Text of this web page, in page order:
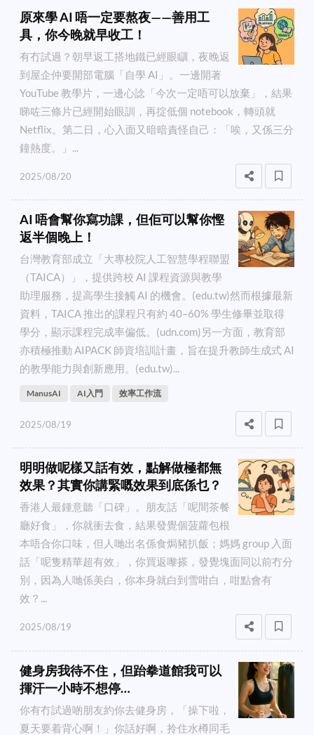
原來學 AI 唔一定要熬夜——善用工
具，你今晚就早收工！
有冇試過？朝早返工搭地鐵已經眼瞓，夜晚返
到屋企仲要開部電腦「自學 AI」。一邊開著
YouTube 教學片，一邊心諗「今次一定唔可以放棄」，結果
睇咗三條片已經開始眼訓，再掟低個 notebook，轉頭就
Netflix。第二日，心入面又暗暗責怪自己：「唉，又係三分
鐘熱度。」...
2025/08/20
AI 唔會幫你寫功課，但佢可以幫你慳
返半個晚上！
台灣教育部成立「大專校院人工智慧學程聯盟
（TAICA）」，提供跨校 AI 課程資源與教學
助理服務，提高學生接觸 AI 的機會。(edu.tw)然而根據最新
資料，TAICA 推出的課程只有約 40–60% 學生修畢並取得
學分，顯示課程完成率偏低。(udn.com)另一方面，教育部
亦積極推動 AIPACK 師資培訓計畫，旨在提升教師生成式 AI
的教學能力與創新應用。(edu.tw)...
ManusAI AI入門 效率工作流
2025/08/19
明明做呢樣又話有效，點解做極都無
效果？其實你講緊嘅效果到底係乜？
香港人最鍾意聽「口碑」。朋友話「呢間茶餐
廳好食」，你就衝去食，結果發覺個菠蘿包根
本唔合你口味，但人哋出名係食焗豬扒飯；媽媽 group 入面
話「呢隻精華超有效」，你買返嚟搽，發覺塊面同以前冇分
別，因為人哋係美白，你本身就白到雪咁白，咁點會有
效？...
2025/08/19
健身房我待不住，但跆拳道館我可以
揮汗一小時不想停…
你有冇試過啲朋友約你去健身房，「操下啦，
夏天要着背心啊！」你話好啊，拎住水樽同毛